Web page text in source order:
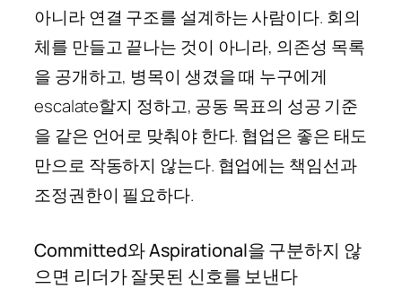
아니라 연결 구조를 설계하는 사람이다. 회의
체를 만들고 끝나는 것이 아니라, 의존성 목록
을 공개하고, 병목이 생겼을 때 누구에게
escalate할지 정하고, 공동 목표의 성공 기준
을 같은 언어로 맞춰야 한다. 협업은 좋은 태도
만으로 작동하지 않는다. 협업에는 책임선과
조정권한이 필요하다.
Committed와 Aspirational을 구분하지 않
으면 리더가 잘못된 신호를 보낸다